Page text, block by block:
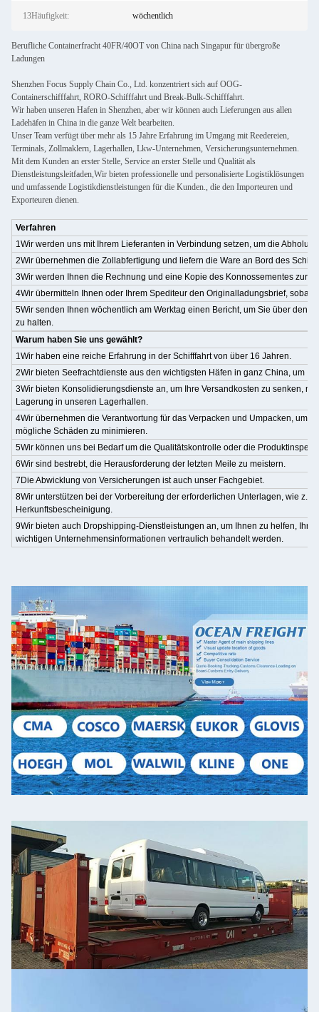
13Häufigkeit: wöchentlich
Berufliche Containerfracht 40FR/40OT von China nach Singapur für übergroße
Ladungen
Shenzhen Focus Supply Chain Co., Ltd. konzentriert sich auf OOG-
Containerschifffahrt, RORO-Schifffahrt und Break-Bulk-Schifffahrt.
Wir haben unseren Hafen in Shenzhen, aber wir können auch Lieferungen aus allen
Ladehäfen in China in die ganze Welt bearbeiten.
Unser Team verfügt über mehr als 15 Jahre Erfahrung im Umgang mit Reedereien,
Terminals, Zollmaklern, Lagerhallen, Lkw-Unternehmen, Versicherungsunternehmen.
Mit dem Kunden an erster Stelle, Service an erster Stelle und Qualität als
Dienstleistungsleitfaden,Wir bieten professionelle und personalisierte Logistiklösungen
und umfassende Logistikdienstleistungen für die Kunden., die den Importeuren und
Exporteuren dienen.
Verfahren
1Wir werden uns mit Ihrem Lieferanten in Verbindung setzen, um die
2Wir übernehmen die Zollabfertigung und liefern die Ware an Bord des
3Wir werden Ihnen die Rechnung und eine Kopie des Konnossementes zur
4Wir übermitteln Ihnen oder Ihrem Spediteur den Originalladungsbrief,
5Wir senden Ihnen wöchentlich am Werktag einen Bericht, um Sie über den
zu halten.
Warum haben Sie uns gewählt?
1Wir haben eine reiche Erfahrung in der Schifffahrt von über 16 Jahren.
2Wir bieten Seefrachtdienste aus den wichtigsten Häfen in ganz China, um
3Wir bieten Konsolidierungsdienste an, um Ihre Versandkosten zu senken,
Lagerung in unseren Lagerhallen.
4Wir übernehmen die Verantwortung für das Verpacken und Umpacken, um
mögliche Schäden zu minimieren.
5Wir können uns bei Bedarf um die Qualitätskontrolle oder die
6Wir sind bestrebt, die Herausforderung der letzten Meile zu meistern.
7Die Abwicklung von Versicherungen ist auch unser Fachgebiet.
8Wir unterstützen bei der Vorbereitung der erforderlichen Unterlagen, wie
Herkunftsbescheinigung.
9Wir bieten auch Dropshipping-Dienstleistungen an, um Ihnen zu helfen, Ihr
wichtigen Unternehmensinformationen vertraulich behandelt werden.